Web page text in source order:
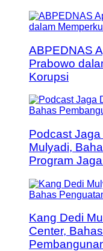
ABPEDNAS
Prabowo
Korupsi
Podcast
Mulyadi,
Program
Kang Dedi
Center,